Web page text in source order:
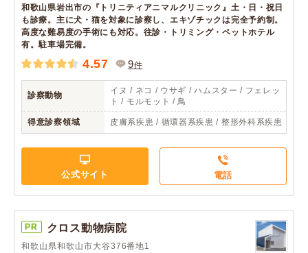
和歌山県岩出市の『トリニティアニマルクリニック』土・日・祝日
も診療。主に犬・猫を対象に診察し、エキゾチックは完全予約制。
高度な難易度の手術にも対応。往診・トリミング・ペットホテル
有。駐車場完備。
4.57 9件
診察動物
イヌ / ネコ / ウサギ / ハムスター / フェレッ
ト / モルモット / 鳥
得意診察領域 皮膚系疾患 / 循環器系疾患 / 整形外科系疾患
公式サイト 電話
PR クロス動物病院
和歌山県和歌山市大谷376番地1